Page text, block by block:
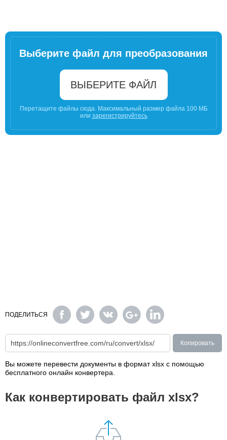
Выберите файл для преобразования
ВЫБЕРИТЕ ФАЙЛ
Перетащите файлы сюда. Максимальный размер файла 100 МБ
или зарегистрируйтесь
ПОДЕЛИТЬСЯ
Копировать
Вы можете перевести документы в формат xlsx с помощью
бесплатного онлайн конвертера.
Как конвертировать файл xlsx?